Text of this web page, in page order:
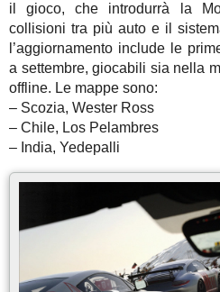
il gioco, che introdurrà la
collisioni tra più auto e il
l’aggiornamento include le
a settembre, giocabili sia nella
offline. Le mappe sono:
– Scozia, Wester Ross
– Chile, Los Pelambres
– India, Yedepalli